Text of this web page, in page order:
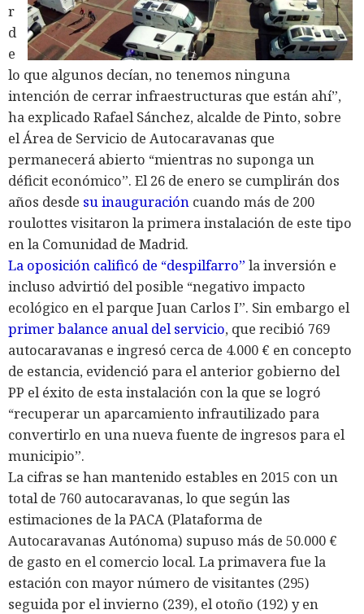
r
d
e
lo que algunos decían, no tenemos ninguna
intención de cerrar infraestructuras que están ahí”,
ha explicado Rafael Sánchez, alcalde de Pinto, sobre
el Área de Servicio de Autocaravanas que
permanecerá abierto “mientras no suponga un
déficit económico”. El 26 de enero se cumplirán dos
años desde su inauguración cuando más de 200
roulottes visitaron la primera instalación de este tipo
en la Comunidad de Madrid.
La oposición calificó de “despilfarro” la inversión e
incluso advirtió del posible “negativo impacto
ecológico en el parque Juan Carlos I”. Sin embargo el
primer balance anual del servicio, que recibió 769
autocaravanas e ingresó cerca de 4.000 € en concepto
de estancia, evidenció para el anterior gobierno del
PP el éxito de esta instalación con la que se logró
“recuperar un aparcamiento infrautilizado para
convertirlo en una nueva fuente de ingresos para el
municipio”.
La cifras se han mantenido estables en 2015 con un
total de 760 autocaravanas, lo que según las
estimaciones de la PACA (Plataforma de
Autocaravanas Autónoma) supuso más de 50.000 €
de gasto en el comercio local. La primavera fue la
estación con mayor número de visitantes (295)
seguida por el invierno (239), el otoño (192) y en